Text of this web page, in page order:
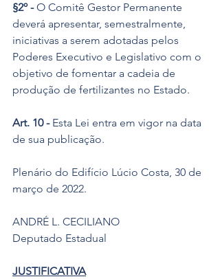
§2º - O Comitê Gestor Permanente
deverá apresentar, semestralmente,
iniciativas a serem adotadas pelos
Poderes Executivo e Legislativo com o
objetivo de fomentar a cadeia de
produção de fertilizantes no Estado.
Art. 10 - Esta Lei entra em vigor na data
de sua publicação.
Plenário do Edifício Lúcio Costa, 30 de
março de 2022.
ANDRÉ L. CECILIANO
Deputado Estadual
JUSTIFICATIVA